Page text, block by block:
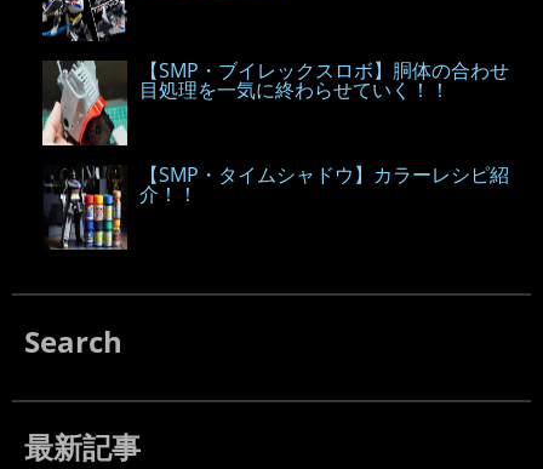
【SMP・ブイレックスロボ】胴体の合わせ
目処理を一気に終わらせていく！！
【SMP・タイムシャドウ】カラーレシピ紹
介！！
Search
最新記事